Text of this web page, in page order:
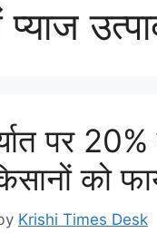
पर
को
Krishi Times Desk